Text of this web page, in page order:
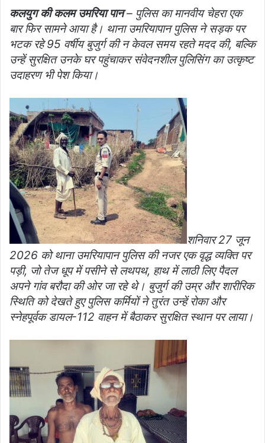
कलयुग की कलम उमरिया पान– पुलिस का मानवीय चेहरा एक
बार फिर सामने आया है। थाना उमरियापान पुलिस ने सड़क पर
भटक रहे 95 वर्षीय बुजुर्ग की न केवल समय रहते मदद की, बल्कि
उन्हें सुरक्षित उनके घर पहुंचाकर संवेदनशील पुलिसिंग का उत्कृष्ट
उदाहरण भी पेश किया।
शनिवार 27 जून
2026 को थाना उमरियापान पुलिस की नजर एक वृद्ध व्यक्ति पर
पड़ी, जो तेज धूप में पसीने से लथपथ, हाथ में लाठी लिए पैदल
अपने गांव बरौदा की ओर जा रहे थे। बुजुर्ग की उम्र और शारीरिक
स्थिति को देखते हुए पुलिस कर्मियों ने तुरंत उन्हें रोका और
स्नेहपूर्वक डायल-112 वाहन में बैठाकर सुरक्षित स्थान पर लाया।